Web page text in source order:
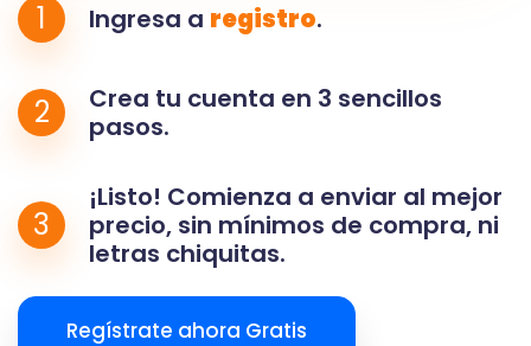
1 Ingresa a registro.
2
Crea tu cuenta en 3 sencillos
pasos.
3
¡Listo! Comienza a enviar al mejor
precio, sin mínimos de compra, ni
letras chiquitas.
Regístrate ahora Gratis